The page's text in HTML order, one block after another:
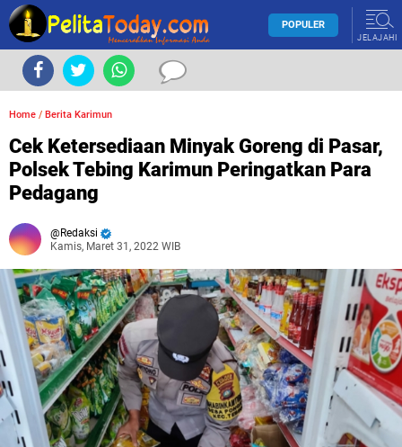
POPULER
JELAJAHI
Home / Berita Karimun
Cek Ketersediaan Minyak Goreng di Pasar,
Polsek Tebing Karimun Peringatkan Para
Pedagang
Redaksi
Kamis, Maret 31, 2022 WIB